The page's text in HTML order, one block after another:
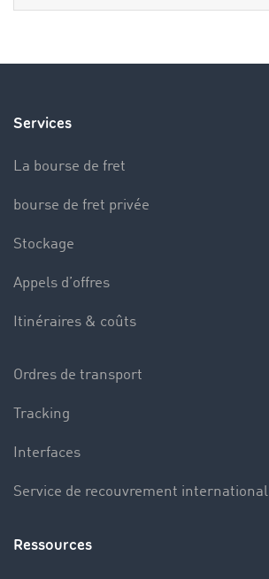
Services
La bourse de fret
bourse de fret privée
Stockage
Appels d’offres
Itinéraires & coûts
Ordres de transport
Tracking
Interfaces
Service de recouvrement international
Ressources